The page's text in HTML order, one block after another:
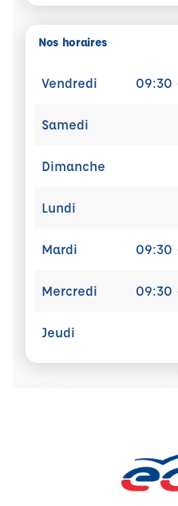
Nos horaires
Vendredi 09:30
Samedi
Dimanche
Lundi
Mardi 09:30
Mercredi 09:30
Jeudi